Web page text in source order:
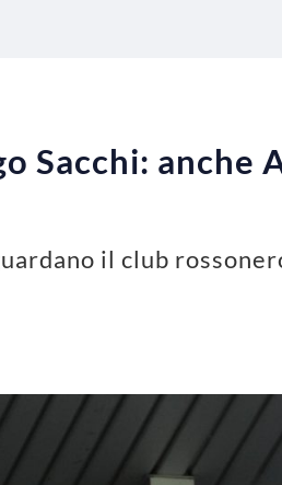
Sacchi: anche
il club